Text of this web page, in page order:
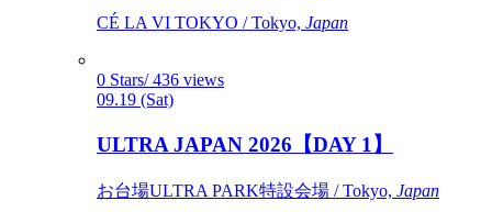
CÉ LA VI TOKYO / Tokyo, Japan
0 Stars/ 436 views
09.19 (Sat)
ULTRA JAPAN 2026【DAY 1】
お台場ULTRA PARK特設会場 / Tokyo, Japan